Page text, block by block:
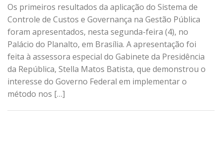
Os primeiros resultados da aplicação do Sistema de
Controle de Custos e Governança na Gestão Pública
foram apresentados, nesta segunda-feira (4), no
Palácio do Planalto, em Brasília. A apresentação foi
feita à assessora especial do Gabinete da Presidência
da República, Stella Matos Batista, que demonstrou o
interesse do Governo Federal em implementar o
método nos […]